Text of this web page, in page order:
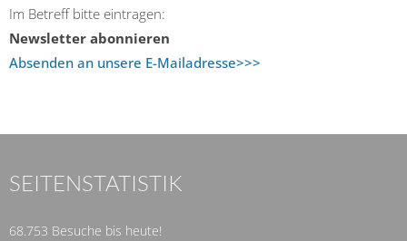
Im Betreff bitte eintragen:
Newsletter abonnieren
Absenden an unsere E-Mailadresse>>>
SEITENSTATISTIK
68.753 Besuche bis heute!